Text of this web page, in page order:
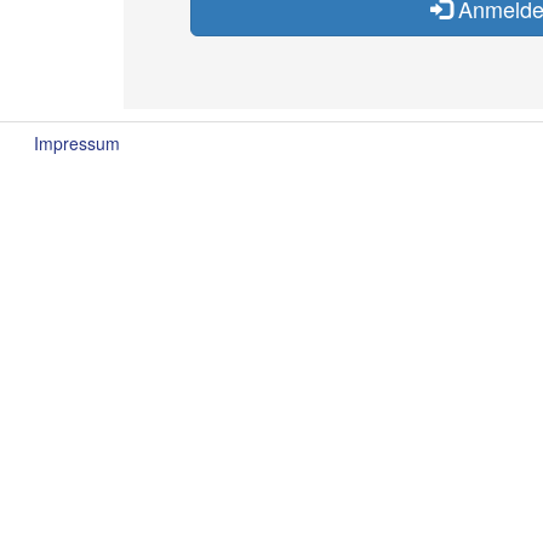
Impressum